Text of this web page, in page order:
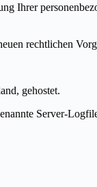
Ihrer
rechtlichen
gehostet.
Server-